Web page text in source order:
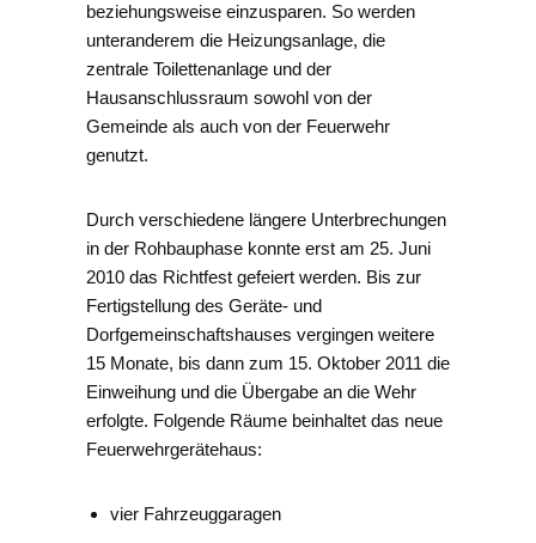
beziehungsweise einzusparen. So werden
unteranderem die Heizungsanlage, die
zentrale Toilettenanlage und der
Hausanschlussraum sowohl von der
Gemeinde als auch von der Feuerwehr
genutzt.
Durch verschiedene längere Unterbrechungen
in der Rohbauphase konnte erst am 25. Juni
2010 das Richtfest gefeiert werden. Bis zur
Fertigstellung des Geräte- und
Dorfgemeinschaftshauses vergingen weitere
15 Monate, bis dann zum 15. Oktober 2011 die
Einweihung und die Übergabe an die Wehr
erfolgte. Folgende Räume beinhaltet das neue
Feuerwehrgerätehaus:
vier Fahrzeuggaragen